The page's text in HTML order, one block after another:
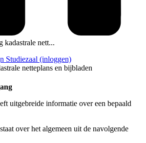
kadastrale nett...
Studiezaal (inloggen)
netteplans en bijbladen
uitgebreide informatie over een bepaald
over het algemeen uit de navolgende